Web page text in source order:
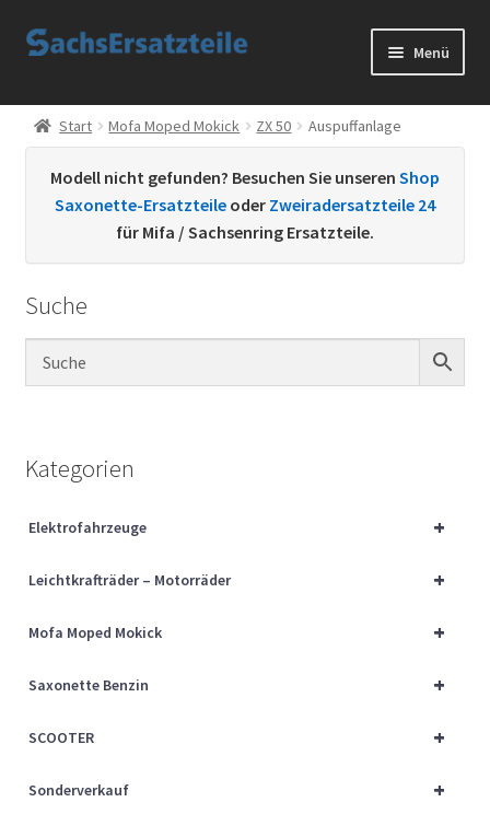
Zur
Zum
Menü
Start
Kontakt
Widerrufsbelehrung
Cart
Checkout
My account
Start Mofa Moped Mokick ZX 50 Auspuffanlage
Modell nicht gefunden? Besuchen Sie unseren Shop
Saxonette-Ersatzteile oder Zweiradersatzteile 24
für Mifa / Sachsenring Ersatzteile.
Suche
Kategorien
+
Elektrofahrzeuge
+
Leichtkrafträder – Motorräder
+
Mofa Moped Mokick
+
Saxonette Benzin
+
SCOOTER
+
Sonderverkauf